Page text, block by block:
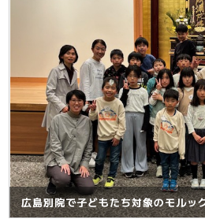
広島別院で子どもたち対象のモルッ